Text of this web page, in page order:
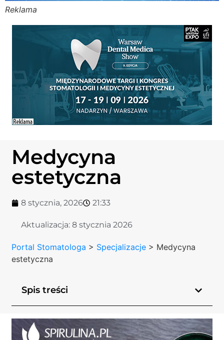
Reklama
Medycyna
estetyczna
8 stycznia, 2026 21:33
Aktualizacja:8 stycznia 2026
Portal Stomatologa > Specjalizacje > Medycyna
estetyczna
Spis treści